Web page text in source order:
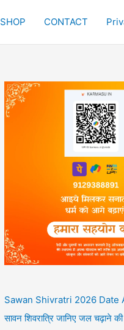
SHOP CONTACT
Sawan Shivratri 2026 Date
सावन शिवरात्रि जानिए जल चढ़ाने